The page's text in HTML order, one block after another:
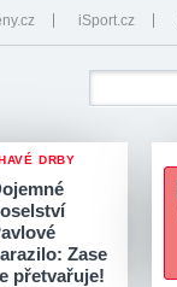
iSport.cz
DRBY
Zase
přetvařuje!